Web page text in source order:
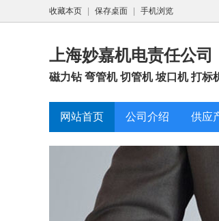
收藏本页 保存桌面 手机浏览
上海妙嘉机电责任公司
磁力钻 弯管机 切管机 坡口机 打标
网站首页 公司介绍 供应